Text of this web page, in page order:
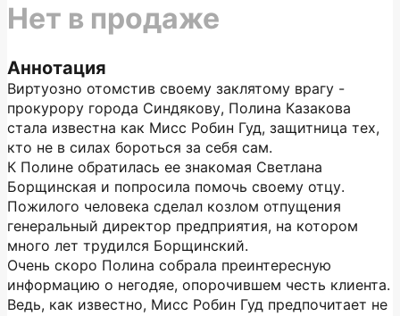
Аннотация
Виртуозно отомстив своему заклятому врагу -
прокурору города Синдякову, Полина Казакова
стала известна как Мисс Робин Гуд, защитница тех,
кто не в силах бороться за себя сам.
К Полине обратилась ее знакомая Светлана
Борщинская и попросила помочь своему отцу.
Пожилого человека сделал козлом отпущения
генеральный директор предприятия, на котором
много лет трудился Борщинский.
Очень скоро Полина собрала преинтересную
информацию о негодяе, опорочившем честь клиента.
Ведь, как известно, Мисс Робин Гуд предпочитает не
Нет в продаже